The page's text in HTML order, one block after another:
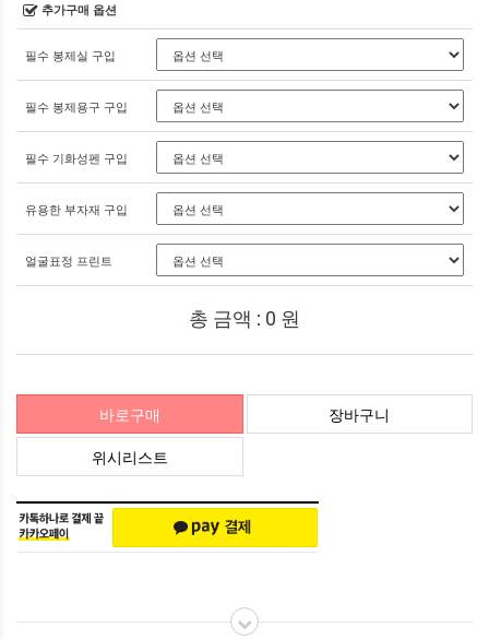
추가구매 옵션
필수 봉제실 구입
필수 봉제용구 구입
필수 기화성펜 구입
유용한 부자재 구입
얼굴표정 프린트
총 금액 : 0 원
바로구매
장바구니
위시리스트